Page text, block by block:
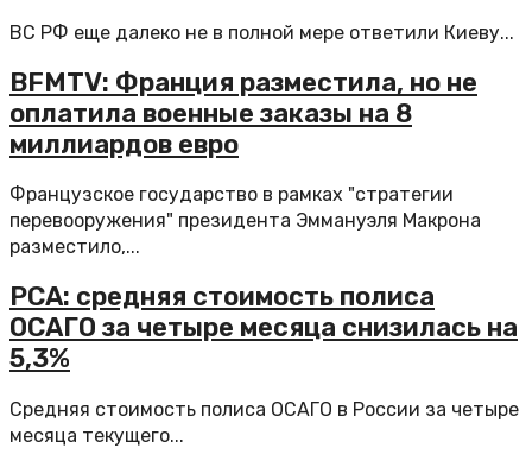
ВС РФ еще далеко не в полной мере ответили Киеву...
BFMTV: Франция разместила, но не
оплатила военные заказы на 8
миллиардов евро
Французское государство в рамках "стратегии
перевооружения" президента Эммануэля Макрона
разместило,...
РСА: средняя стоимость полиса
ОСАГО за четыре месяца снизилась на
5,3%
Средняя стоимость полиса ОСАГО в России за четыре
месяца текущего...